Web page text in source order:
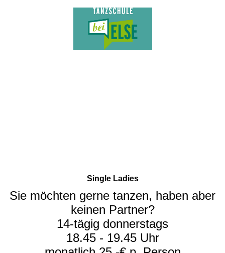
Single Ladies
Sie möchten gerne tanzen, haben aber
keinen Partner?
14-tägig donnerstags
18.45 - 19.45 Uhr